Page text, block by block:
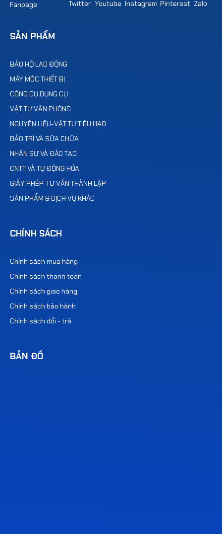
SẢN PHẨM
BẢO HỘ LAO ĐỘNG
MÁY MÓC THIẾT BỊ
CÔNG CỤ DỤNG CỤ
VẬT TƯ VĂN PHÒNG
NGUYÊN LIỆU-VẬT TƯ TIÊU HAO
BẢO TRÌ VÀ SỮA CHỮA
NHÂN SỰ VÀ ĐÀO TẠO
CNTT VÀ TỰ ĐỘNG HÓA
GIẤY PHÉP-TƯ VẤN THÀNH LẬP
SẢN PHẨM & DỊCH VỤ KHÁC
CHÍNH SÁCH
Chính sách mua hàng
Chính sách thanh toán
Chính sách giao hàng
Chính sách bảo hành
Chính sách đổi - trả
BẢN ĐỒ